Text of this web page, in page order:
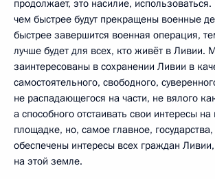
продолжает, это насилие,
чем быстрее будут прекращены военные
быстрее завершится военная операция,
лучше будет для всех, кто живёт в Ливии.
заинтересованы в сохранении Ливии в
самостоятельного, свободного,
не распадающегося на части, не вялого
а способного отстаивать свои интересы
площадке, но, самое главное,
обеспечены интересы всех граждан
на этой земле.